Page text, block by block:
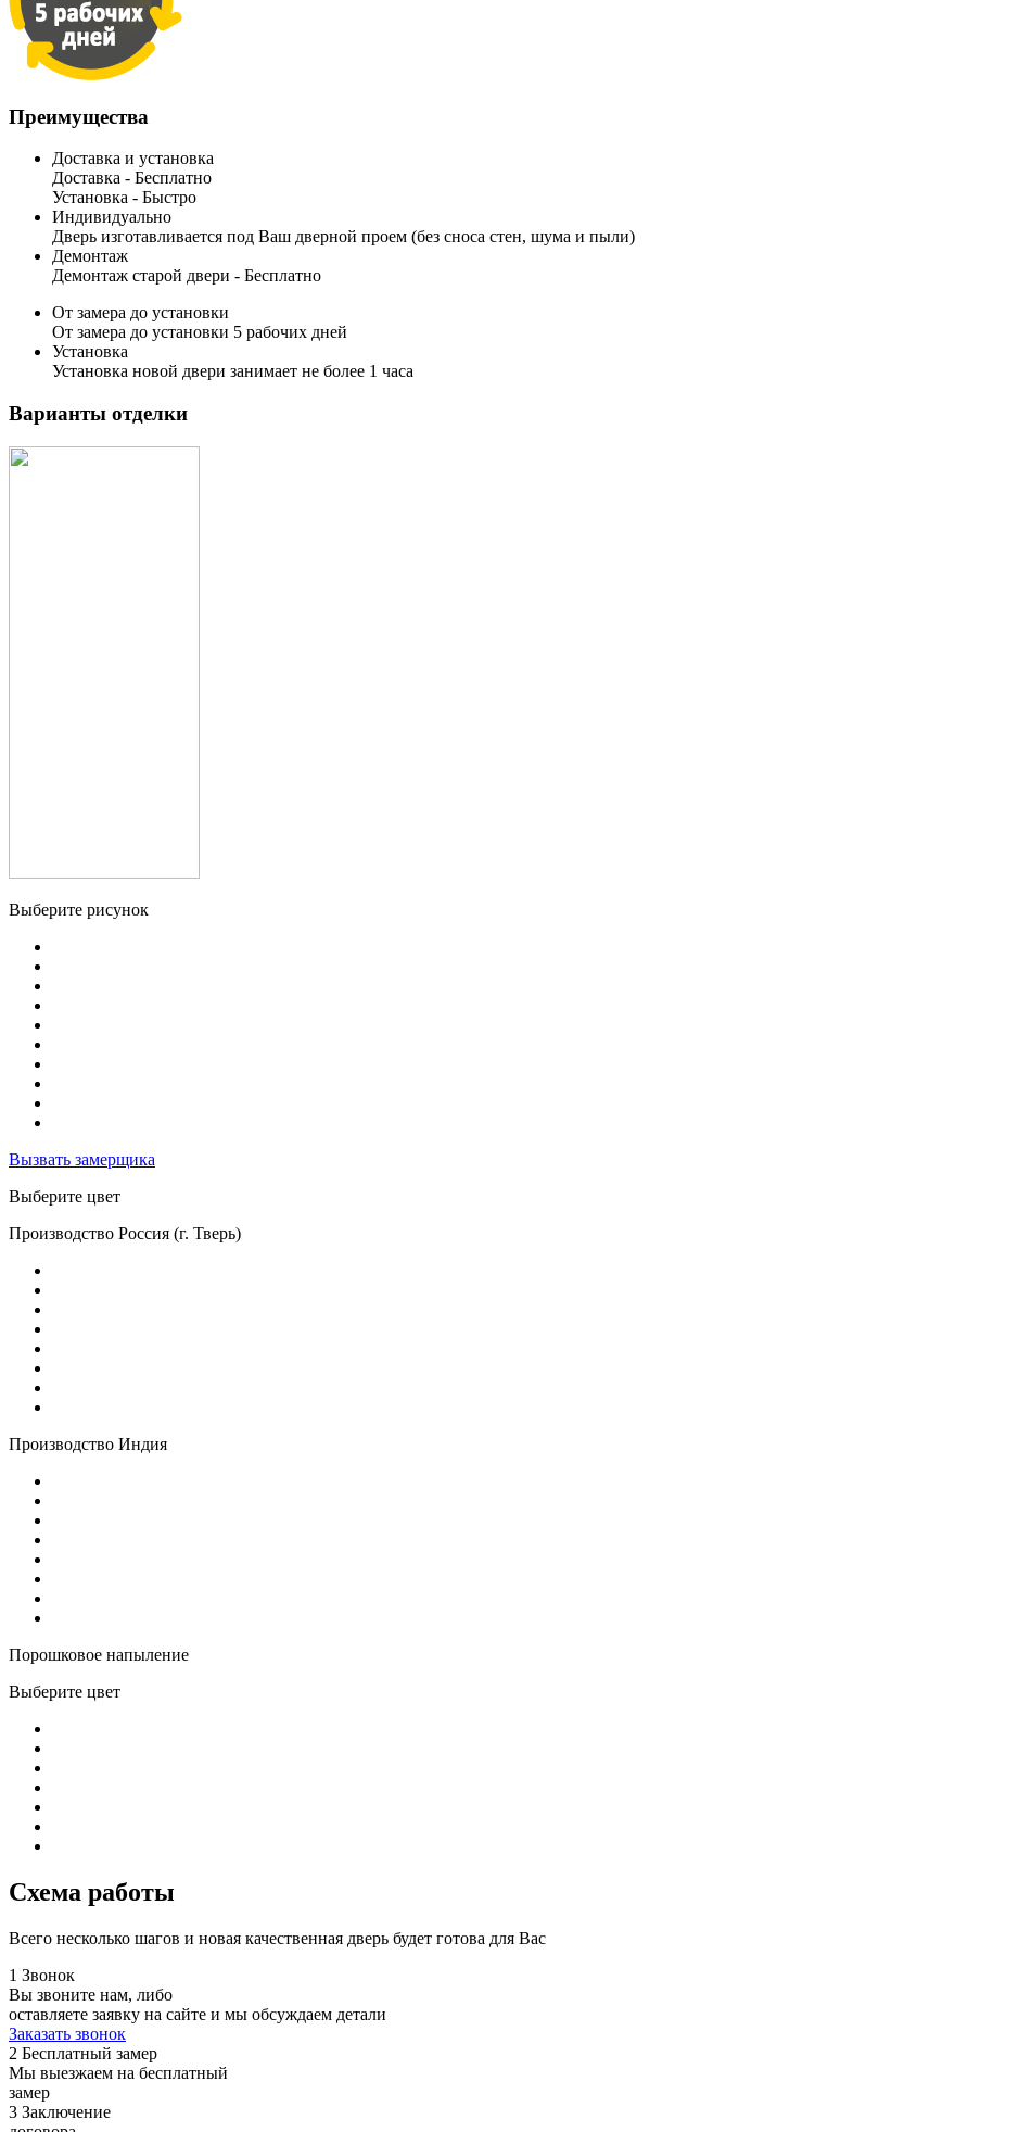
Преимущества
Доставка и установка
Доставка - Бесплатно
Установка - Быстро
Индивидуально
Дверь изготавливается под Ваш дверной проем (без сноса стен, шума и пыли)
Демонтаж
Демонтаж старой двери - Бесплатно
От замера до установки
От замера до установки 5 рабочих дней
Установка
Установка новой двери занимает не более 1 часа
Варианты отделки
Выберите рисунок
Вызвать замерщика
Выберите цвет
Производство Россия (г. Тверь)
Производство Индия
Порошковое напыление
Выберите цвет
Схема работы
Всего несколько шагов и новая качественная дверь будет готова для Вас
1 Звонок
Вы звоните нам, либо
оставляете заявку на сайте и мы обсуждаем детали
Заказать звонок
2 Бесплатный замер
Мы выезжаем на бесплатный
замер
3 Заключение